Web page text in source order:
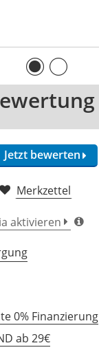
Jetzt bewerten
1 Rezension
Merkzettel
aktivieren
0% Finanzierung
ab 29€